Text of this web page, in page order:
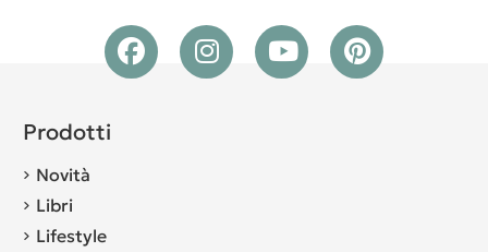
Prodotti
Novità
Libri
Lifestyle